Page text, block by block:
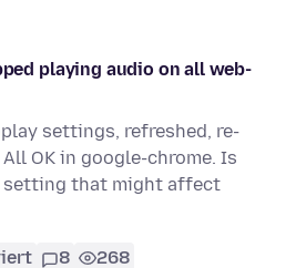
playing audio on all web-
settings, refreshed, re-
OK in google-chrome. Is
setting that might affect
8 268